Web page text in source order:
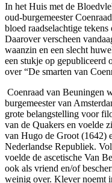
In het Huis met de
oud-burgemeester
bloed raadselachtige
Daarover verscheen
waanzin en een slecht
een stukje op gepubliceerd
over “De smarten van
Coenraad van Beuningen
burgemeester van
grote belangstelling voor
van de Quakers en voelde
van Hugo de Groot (1642)
Nederlandse Republiek.
voelde de ascetische Van
ook als vriend en/of
weinig over. Klever noemt